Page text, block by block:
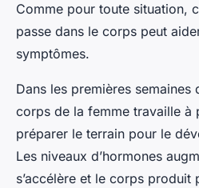
Comme pour toute situation,
passe dans le corps peut
symptômes.
Dans les premières semaines
corps de la femme travaille à
préparer le terrain pour le
Les niveaux d’hormones
s’accélère et le corps produit